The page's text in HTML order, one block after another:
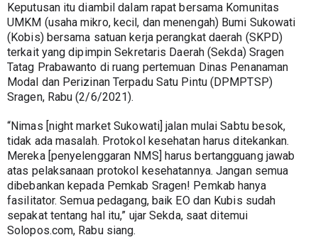
Keputusan itu diambil dalam rapat bersama Komunitas
UMKM (usaha mikro, kecil, dan menengah) Bumi Sukowati
(Kobis) bersama satuan kerja perangkat daerah (SKPD)
terkait yang dipimpin Sekretaris Daerah (Sekda) Sragen
Tatag Prabawanto di ruang pertemuan Dinas Penanaman
Modal dan Perizinan Terpadu Satu Pintu (DPMPTSP)
Sragen, Rabu (2/6/2021).
“Nimas [night market Sukowati] jalan mulai Sabtu besok,
tidak ada masalah. Protokol kesehatan harus ditekankan.
Mereka [penyelenggaran NMS] harus bertangguang jawab
atas pelaksanaan protokol kesehatannya. Jangan semua
dibebankan kepada Pemkab Sragen! Pemkab hanya
fasilitator. Semua pedagang, baik EO dan Kubis sudah
sepakat tentang hal itu,” ujar Sekda, saat ditemui
Solopos.com, Rabu siang.